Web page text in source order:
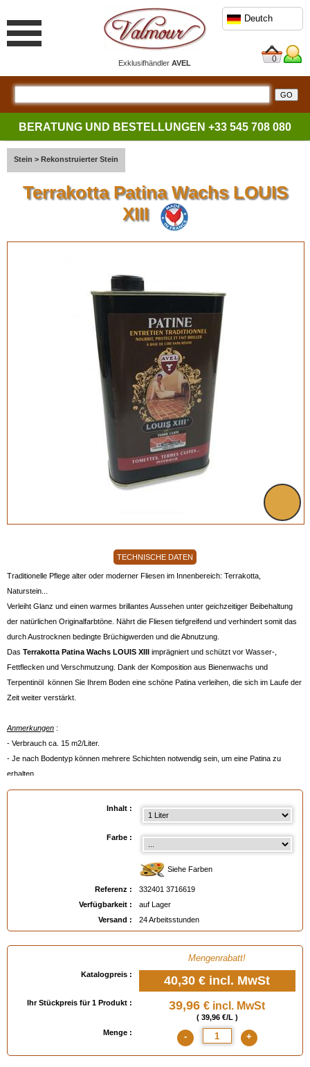
ExklusifhändlerAVEL
Deutch
0
BERATUNG UND BESTELLUNGEN +33 545 708 080
Stein > Rekonstruierter Stein
Terrakotta Patina Wachs LOUIS
XIII
TECHNISCHE DATEN
Traditionelle Pflege alter oder moderner Fliesen im Innenbereich: Terrakotta,
Naturstein...
Verleiht Glanz und einen warmes brillantes Aussehen unter geichzeitiger Beibehaltung
der natürlichen Originalfarbtöne. Nährt die Fliesen tiefgreifend und verhindert somit das
durch Austrocknen bedingte Brüchigwerden und die Abnutzung.
Das Terrakotta Patina Wachs LOUIS XIII imprägniert und schützt vor Wasser-,
Fettflecken und Verschmutzung. Dank der Komposition aus Bienenwachs und
Terpentinöl können Sie Ihrem Boden eine schöne Patina verleihen, die sich im Laufe der
Zeit weiter verstärkt.
Anmerkungen :
- Verbrauch ca. 15 m2/Liter.
- Je nach Bodentyp können mehrere Schichten notwendig sein, um eine Patina zu
erhalten.
- Wir raten zu einer Anwendung auf Böden, die vorher mit dem
Imprägnierer/Fleckenschutz LOUIS XIII
- Vor der Benutzung bei Raumtemperatur aufbewahren, um das Produkt zu
Inhalt :
Farbe :
Siehe Farben
Referenz :
332401 3716619
Verfügbarkeit :
auf Lager
Versand :
24 Arbeitsstunden
Mengenrabatt!
Katalogpreis : 40,30 € incl. MwSt
Ihr Stückpreis für 1 Produkt : 39,96 € incl. MwSt
( 39,96 €/L )
Menge :
- +